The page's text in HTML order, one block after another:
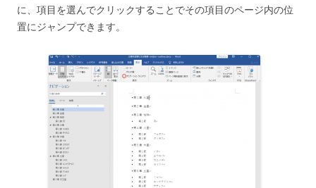
に、項目を選んでクリックすることでその項目のページ内の位
置にジャンプできます。